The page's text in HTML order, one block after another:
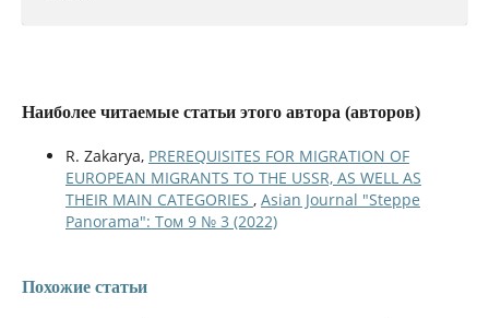
Наиболее читаемые статьи этого автора (авторов)
R. Zakarya, PREREQUISITES FOR MIGRATION OF
EUROPEAN MIGRANTS TO THE USSR, AS WELL AS
THEIR MAIN CATEGORIES , Asian Journal "Steppe
Panorama": Том 9 № 3 (2022)
Похожие статьи